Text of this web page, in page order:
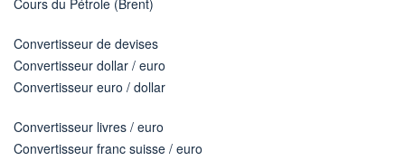
Convertisseur de devises
Convertisseur dollar / euro
Convertisseur euro / dollar
Convertisseur livres / euro
Convertisseur franc suisse / euro